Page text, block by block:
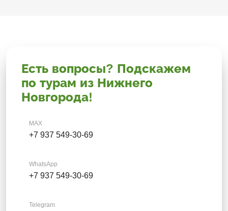
Есть вопросы? Подскажем
по турам из Нижнего
Новгорода!
MAX
+7 937 549-30-69
WhatsApp
+7 937 549-30-69
Telegram